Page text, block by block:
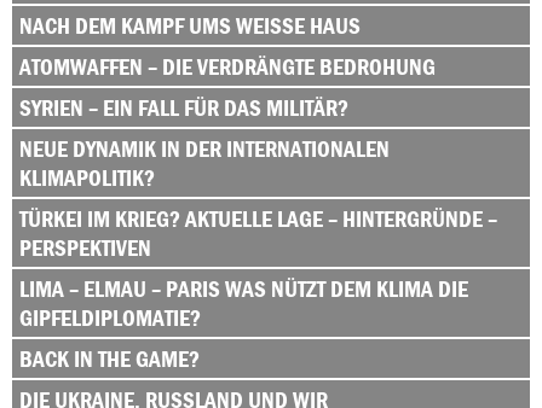
NACH DEM KAMPF UMS WEISSE HAUS
ATOMWAFFEN – DIE VERDRÄNGTE BEDROHUNG
SYRIEN – EIN FALL FÜR DAS MILITÄR?
NEUE DYNAMIK IN DER INTERNATIONALEN
KLIMAPOLITIK?
TÜRKEI IM KRIEG? AKTUELLE LAGE – HINTERGRÜNDE –
PERSPEKTIVEN
LIMA – ELMAU – PARIS WAS NÜTZT DEM KLIMA DIE
GIPFELDIPLOMATIE?
BACK IN THE GAME?
DIE UKRAINE, RUSSLAND UND WIR